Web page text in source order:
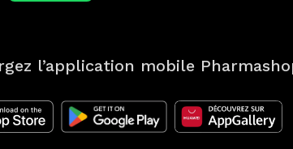
l’application mobile